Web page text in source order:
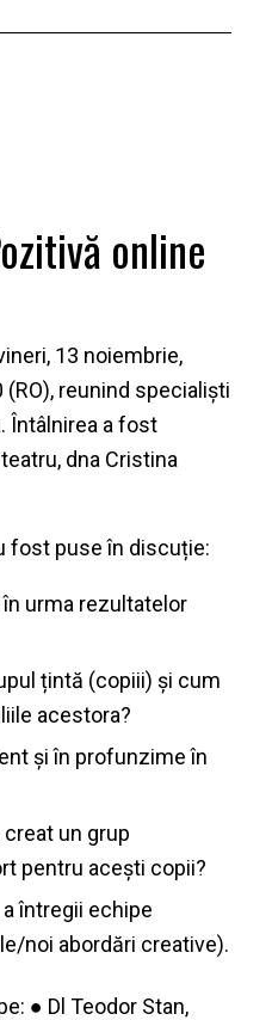
online
13 noiembrie,
(RO), reunind specialiști
Întâlnirea a fost
dna Cristina
fost puse în discuție:
urma rezultatelor
țintă (copiii) și cum
acestora?
și în profunzime în
un grup
pentru acești copii?
întregii echipe
noi abordări creative).
● Dl Teodor Stan,